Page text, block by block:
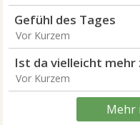
Gefühl des Tages
Vor Kurzem
Ist da vielleicht mehr
Vor Kurzem
Mehr